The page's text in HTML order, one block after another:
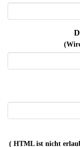
( HTML ist nicht